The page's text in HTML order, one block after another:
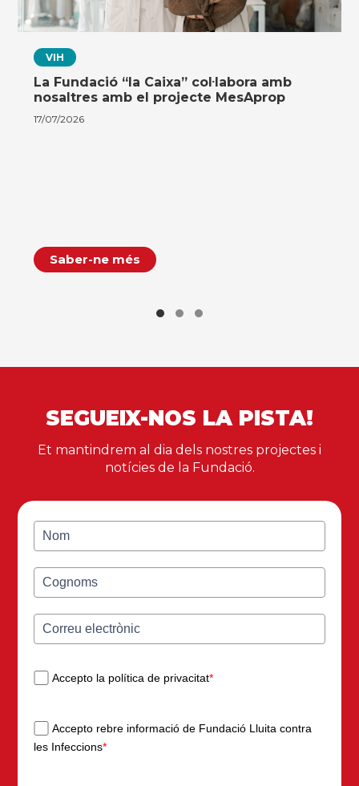
VIH
La Fundació “la Caixa” col·labora amb
nosaltres amb el projecte MesAprop
17/07/2026
Saber-ne més
SEGUEIX-NOS LA PISTA!
Et mantindrem al dia dels nostres projectes i
notícies de la Fundació.
Accepto la política de privacitat*
Accepto rebre informació de Fundació Lluita contra
les Infeccions*